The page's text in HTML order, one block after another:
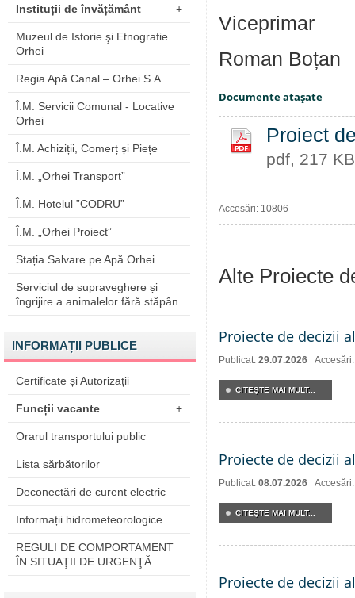
Instituții de învățământ +
Muzeul de Istorie şi Etnografie
Orhei
Regia Apă Canal – Orhei S.A.
Î.M. Servicii Comunal - Locative
Orhei
Î.M. Achiziții, Comerț și Piețe
Î.M. „Orhei Transport”
Î.M. Hotelul ”CODRU”
Î.M. „Orhei Proiect”
Stația Salvare pe Apă Orhei
Serviciul de supraveghere și
îngrijire a animalelor fără stăpân
INFORMAȚII PUBLICE
Certificate și Autorizații
Funcții vacante +
Orarul transportului public
Lista sărbătorilor
Deconectări de curent electric
Informații hidrometeorologice
REGULI DE COMPORTAMENT
ÎN SITUAŢII DE URGENŢĂ
Viceprimar
Roman Boțan
Documente ataşate
Proiect
pdf, 217 KB
Accesări: 10806
Alte Proiecte
Proiecte de decizii
Publicat: 29.07.2026
CITEŞTE MAI MULT...
Proiecte de decizii
Publicat: 08.07.2026
CITEŞTE MAI MULT...
Proiecte de decizii